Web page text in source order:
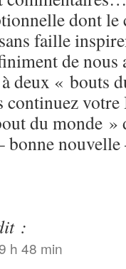
dont le
faille
de nous
deux « bouts
votre
du monde »
bonne
:
h 48 min